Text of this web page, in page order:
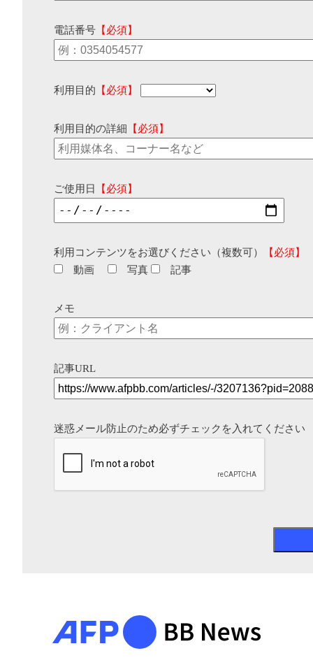
電話番号 【必須】
利用目的 【必須】
利用目的の詳細 【必須】
ご使用日 【必須】
利用コンテンツをお選びください（複数可）
【必須】
動画
写真 記事
メモ
記事URL
迷惑メール防止のため必ずチェックを入れてください